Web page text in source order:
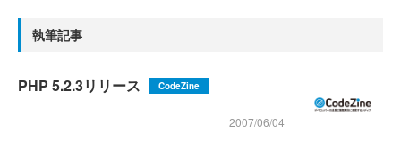
執筆記事
PHP 5.2.3リリース CodeZine
2007/06/04